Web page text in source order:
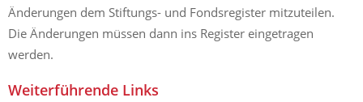
Änderungen dem Stiftungs- und Fondsregister mitzuteilen.
Die Änderungen müssen dann ins Register eingetragen
werden.
Weiterführende Links